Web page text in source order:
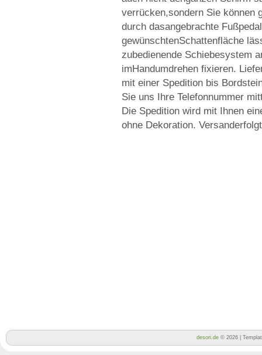
verrücken,sondern Sie können
durch dasangebrachte
gewünschtenSchattenfläche
zubedienende Schiebesystem
imHandumdrehen fixieren.
mit einer Spedition bis
Sie uns Ihre Telefonnummer
Die Spedition wird mit Ihnen
ohne Dekoration.
desori.de © 2026 |